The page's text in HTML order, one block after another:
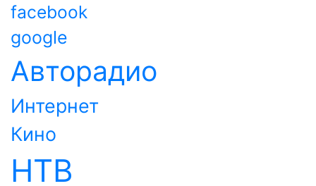
facebook
google
Авторадио
Интернет
Кино
НТВ